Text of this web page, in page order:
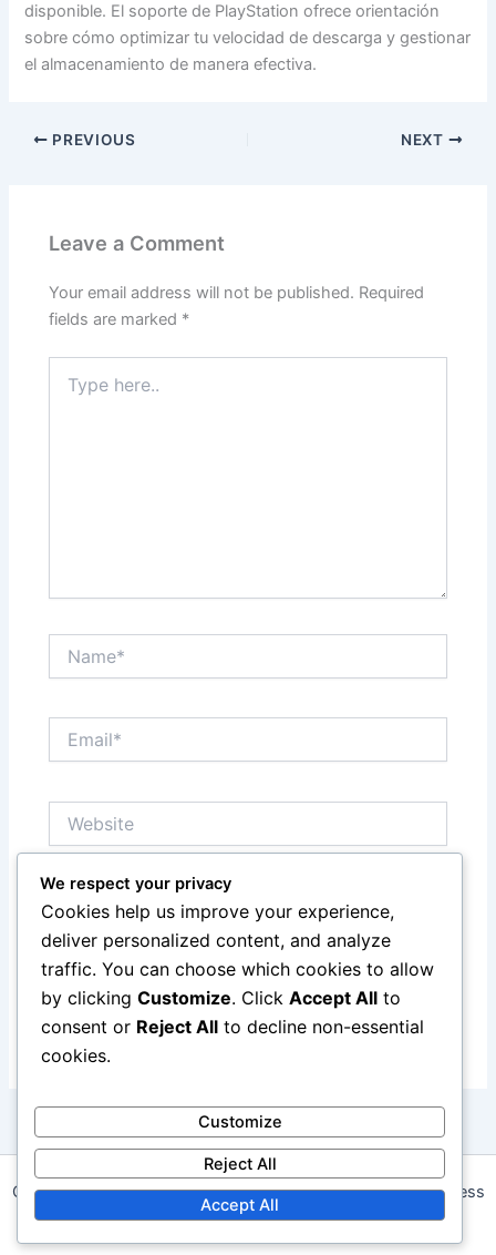
disponible. El soporte de PlayStation ofrece orientación
sobre cómo optimizar tu velocidad de descarga y gestionar
el almacenamiento de manera efectiva.
PREVIOUS NEXT
Leave a Comment
Your email address will not be published. Required
fields are marked *
here..
Save my name, email, and website in this browser
for the next time I comment.
Copyright © 2026 anda.org.mx | Powered byAstra WordPress
Theme
We respect your privacy
Cookies help us improve your experience,
deliver personalized content, and analyze
traffic. You can choose which cookies to allow
by clicking Customize. Click Accept All to
consent or Reject All to decline non-essential
cookies.
Customize
Reject All
Accept All